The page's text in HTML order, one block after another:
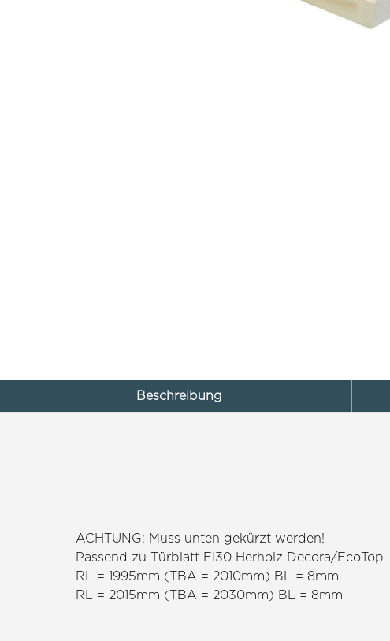
Beschreibung
ACHTUNG: Muss unten gekürzt werden!
Passend zu Türblatt EI30 Herholz Decora/EcoTop
RL = 1995mm (TBA = 2010mm) BL = 8mm
RL = 2015mm (TBA = 2030mm) BL = 8mm